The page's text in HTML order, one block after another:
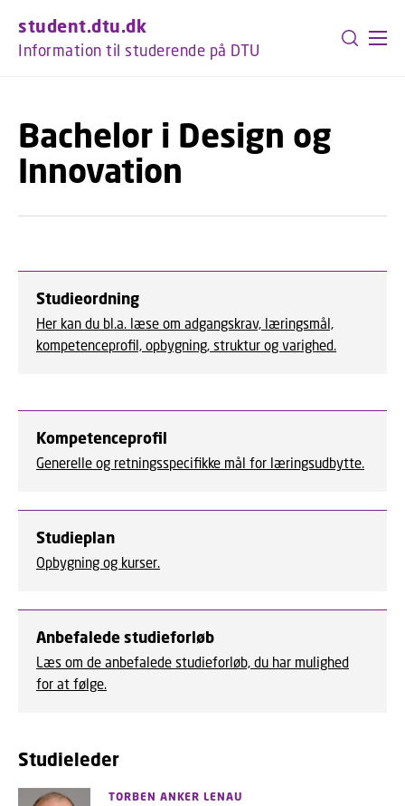
student.dtu.dk
Information til studerende på DTU
Bachelor i Design og
Innovation
Studieordning
Her kan du bl.a. læse om adgangskrav, læringsmål,
kompetenceprofil, opbygning, struktur og varighed.
Kompetenceprofil
Generelle og retningsspecifikke mål for læringsudbytte.
Studieplan
Opbygning og kurser.
Anbefalede studieforløb
Læs om de anbefalede studieforløb, du har mulighed
for at følge.
Studieleder
TORBEN ANKER LENAU